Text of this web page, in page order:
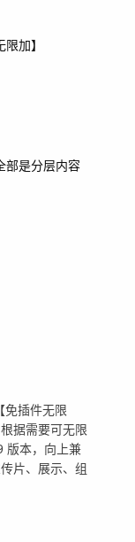
加】
部是分层内容
免插件无限
据需要可无限
版本，向上兼
片、展示、组